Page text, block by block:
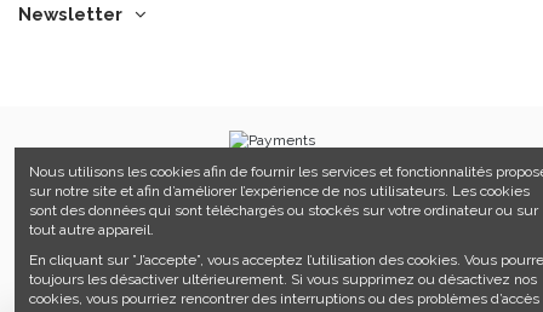
Newsletter
©Manfroy 2021 -Sitemap-CGV -Made by Tesial
Nous utilisons les cookies afin de fournir les services et fonctionnalités
sur notre site et afin d’améliorer l’expérience de nos utilisateurs. Les cookies
sont des données qui sont téléchargés ou stockés sur votre ordinateur ou sur
tout autre appareil.
En cliquant sur ”J’accepte”, vous acceptez l’utilisation des cookies. Vous
toujours les désactiver ultérieurement. Si vous supprimez ou désactivez nos
cookies, vous pourriez rencontrer des interruptions ou des problèmes d’accès